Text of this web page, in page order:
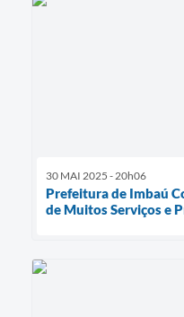
30 MAI 2025 - 20h06
Prefeitura de Imbaú
de Muitos Serviços e